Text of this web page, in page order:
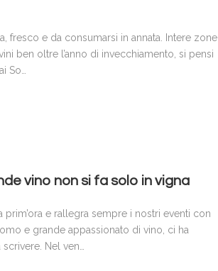
fresco e da consumarsi in annata. Intere zone
ben oltre l’anno di invecchiamento, si pensi
So…
vino non si fa solo in vigna
e rallegra sempre i nostri eventi con
e grande appassionato di vino, ci ha
Nel ven…